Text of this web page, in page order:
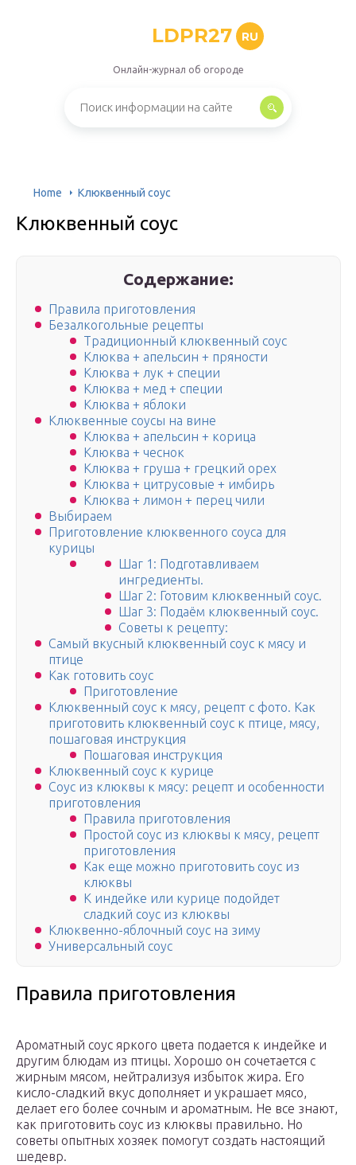
LDPR27 RU
Онлайн-журнал об огороде
Home Клюквенный соус
Клюквенный соус
Содержание:
Правила приготовления
Безалкогольные рецепты
Традиционный клюквенный соус
Клюква + апельсин + пряности
Клюква + лук + специи
Клюква + мед + специи
Клюква + яблоки
Клюквенные соусы на вине
Клюква + апельсин + корица
Клюква + чеснок
Клюква + груша + грецкий орех
Клюква + цитрусовые + имбирь
Клюква + лимон + перец чили
Выбираем
Приготовление клюквенного соуса для
курицы
Шаг 1: Подготавливаем
ингредиенты.
Шаг 2: Готовим клюквенный соус.
Шаг 3: Подаём клюквенный соус.
Советы к рецепту:
Самый вкусный клюквенный соус к мясу и
птице
Как готовить соус
Приготовление
Клюквенный соус к мясу, рецепт с фото. Как
приготовить клюквенный соус к птице, мясу,
пошаговая инструкция
Пошаговая инструкция
Клюквенный соус к курице
Соус из клюквы к мясу: рецепт и особенности
приготовления
Правила приготовления
Простой соус из клюквы к мясу, рецепт
приготовления
Как еще можно приготовить соус из
клюквы
К индейке или курице подойдет
сладкий соус из клюквы
Клюквенно-яблочный соус на зиму
Универсальный соус
Правила приготовления
Ароматный соус яркого цвета подается к индейке и
другим блюдам из птицы. Хорошо он сочетается с
жирным мясом, нейтрализуя избыток жира. Его
кисло-сладкий вкус дополняет и украшает мясо,
делает его более сочным и ароматным. Не все знают,
как приготовить соус из клюквы правильно. Но
советы опытных хозяек помогут создать настоящий
шедевр.